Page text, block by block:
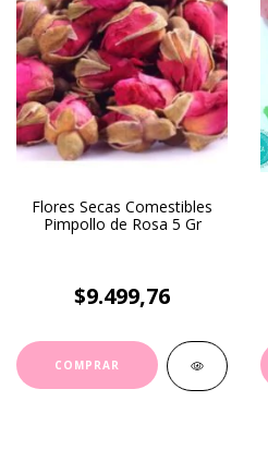
Flores Secas Comestibles
Pimpollo de Rosa 5 Gr
$9.499,76